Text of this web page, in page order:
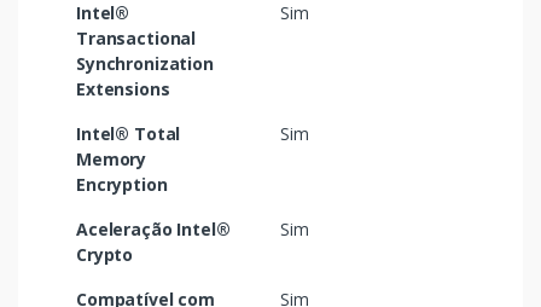
Intel®
Transactional
Synchronization
Extensions
Sim
Intel® Total
Memory
Encryption
Sim
Aceleração Intel®
Crypto
Sim
Compatível com Sim